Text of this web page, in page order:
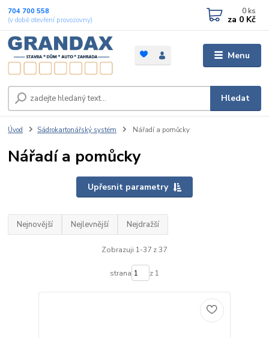
Menu
Hledat
704 700 558
(v době otevření provozovny)
0 ks
za 0 Kč
Úvod Sádrokartonářský systém Nářadí a pomůcky
Nářadí a pomůcky
Upřesnit parametry
Nejnovější Nejlevnější Nejdražší
Zobrazuji 1-37 z 37
strana z 1